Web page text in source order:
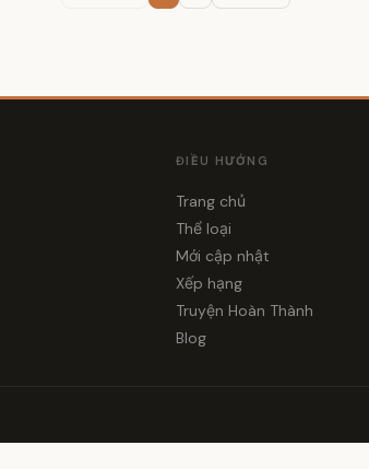
ĐIỀU HƯỚNG
Trang chủ
Thể loại
Mới cập nhật
Xếp hạng
Truyện Hoàn Thành
Blog